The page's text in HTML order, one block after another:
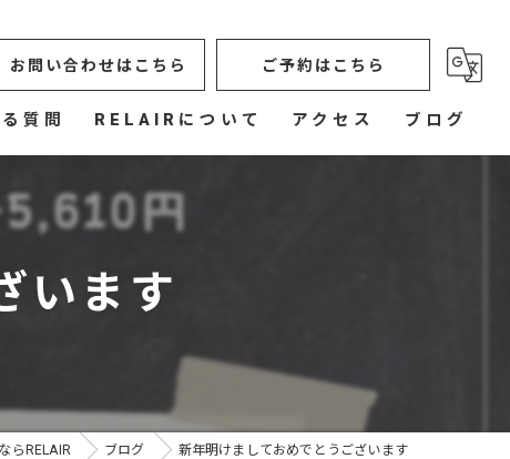
お問い合わせはこちら ご予約はこちら
質問 RELAIRについて
オイルマッサージ
造顔リフト
アクセス ブログ
います
らRELAIR ブログ 新年明けましておめでとうございます